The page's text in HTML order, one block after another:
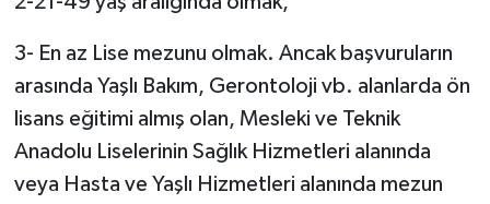
3- En az Lise mezunu olmak. Ancak başvuruların
arasında Yaşlı Bakım, Gerontoloji vb. alanlarda ön
lisans eğitimi almış olan, Mesleki ve Teknik
Anadolu Liselerinin Sağlık Hizmetleri alanında
veya Hasta ve Yaşlı Hizmetleri alanında mezun